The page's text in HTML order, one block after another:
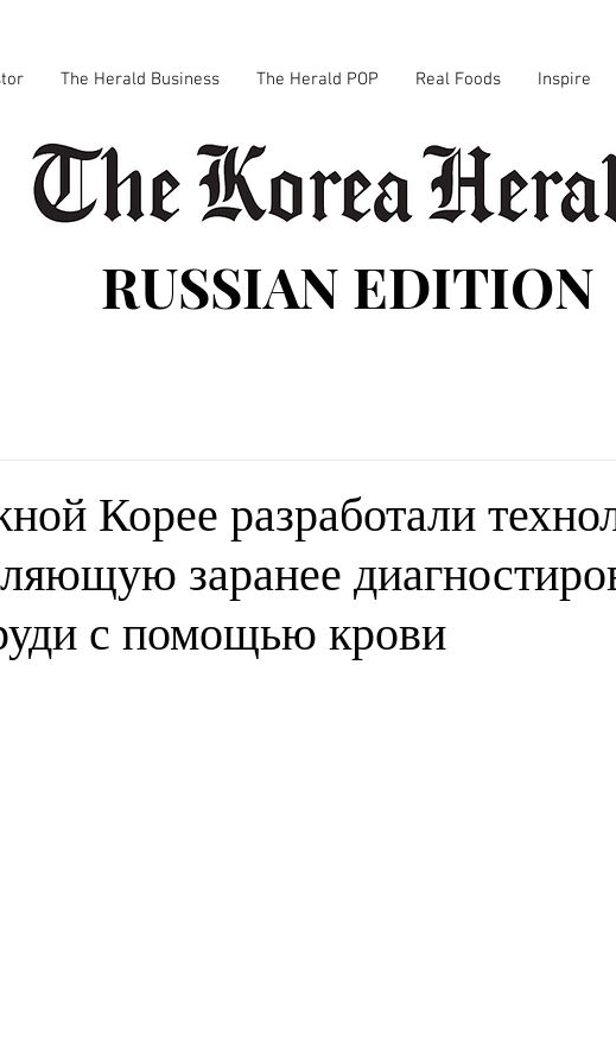
The Herald Business The Herald POP Real Foods Inspire
RUSSIAN EDITION
Корее разработали
заранее
с помощью крови